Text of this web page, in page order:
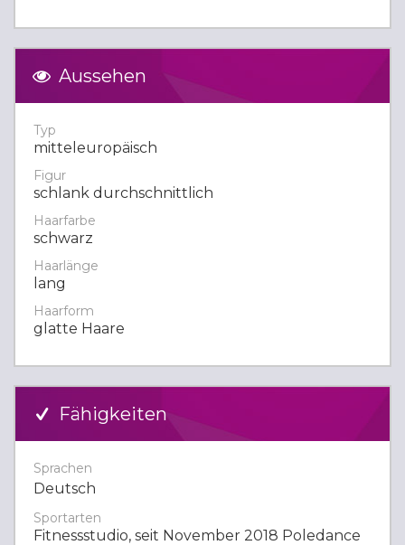
Aussehen
Typ
mitteleuropäisch
Figur
schlank durchschnittlich
Haarfarbe
schwarz
Haarlänge
lang
Haarform
glatte Haare
Fähigkeiten
Sprachen
Deutsch
Sportarten
Fitnessstudio, seit November 2018 Poledance